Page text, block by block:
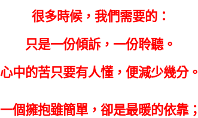
很多時候，我們需要的：
只是一份傾訴，一份聆聽。
心中的苦只要有人懂，便減少幾分。
一個擁抱雖簡單，卻是最暖的依靠；